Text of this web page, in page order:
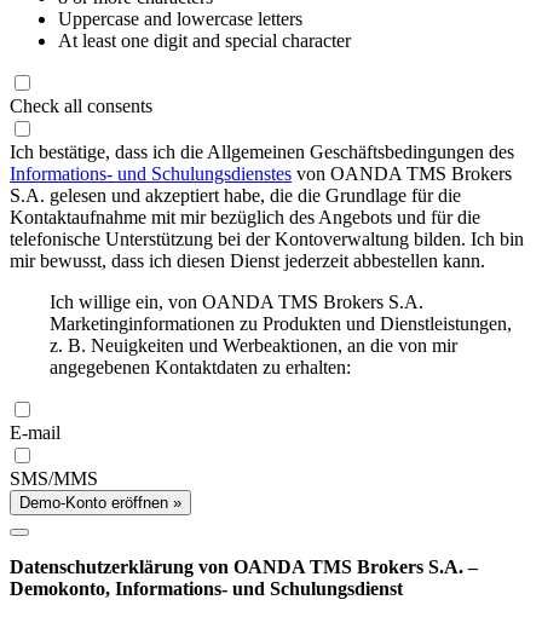
Uppercase and lowercase letters
At least one digit and special character
Check all consents
Ich bestätige, dass ich die Allgemeinen Geschäftsbedingungen des
Informations- und Schulungsdienstes von OANDA TMS Brokers
S.A. gelesen und akzeptiert habe, die die Grundlage für die
Kontaktaufnahme mit mir bezüglich des Angebots und für die
telefonische Unterstützung bei der Kontoverwaltung bilden. Ich bin
mir bewusst, dass ich diesen Dienst jederzeit abbestellen kann.
Ich willige ein, von OANDA TMS Brokers S.A.
Marketinginformationen zu Produkten und Dienstleistungen,
z. B. Neuigkeiten und Werbeaktionen, an die von mir
angegebenen Kontaktdaten zu erhalten:
E-mail
SMS/MMS
Demo-Konto eröffnen »
Datenschutzerklärung von OANDA TMS Brokers S.A. –
Demokonto, Informations- und Schulungsdienst